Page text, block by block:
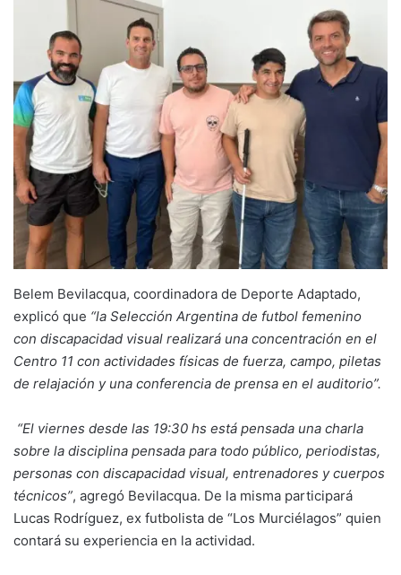
Belem Bevilacqua, coordinadora de Deporte Adaptado,
explicó que “la Selección Argentina de futbol femenino
con discapacidad visual realizará una concentración en el
Centro 11 con actividades físicas de fuerza, campo, piletas
de relajación y una conferencia de prensa en el auditorio”.
“El viernes desde las 19:30 hs está pensada una charla
sobre la disciplina pensada para todo público, periodistas,
personas con discapacidad visual, entrenadores y cuerpos
técnicos”, agregó Bevilacqua. De la misma participará
Lucas Rodríguez, ex futbolista de “Los Murciélagos” quien
contará su experiencia en la actividad.